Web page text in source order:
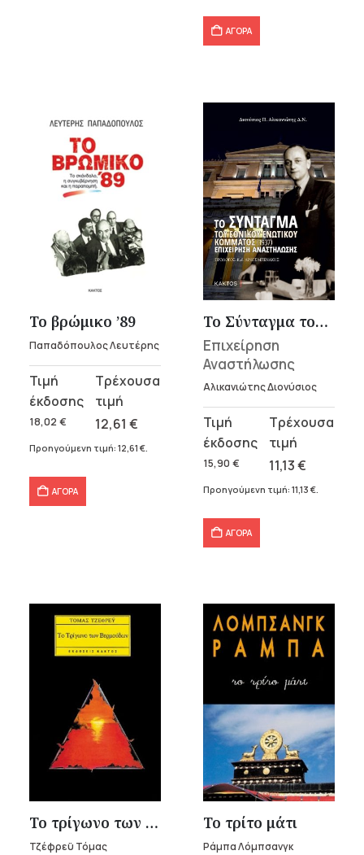
ΑΓΟΡΑ
Το βρώμικο ’89
Παπαδόπουλος Λευτέρης
18,02 €
Original
price
was:
18,02 €.
12,61 €
Η
τρέχουσα
τιμή
είναι:
Προηγούμενη τιμή: 12,61 €.
ΑΓΟΡΑ
Το Σύνταγμα του Εθνικού Ενωτικού Κόμματος (1937)
Επιχείρηση
Αναστήλωσης
Αλικανιώτης Διονύσιος
15,90 €
Original
price
was:
15,90 €.
11,13€
Η
τρέχουσα
τιμή
είναι:
Προηγούμενη τιμή: 11,13 €.
ΑΓΟΡΑ
Το τρίγωνο των Βερμούδων
Τζέφρεϋ Τόμας
Το τρίτο μάτι
Ράμπα Λόμπσανγκ